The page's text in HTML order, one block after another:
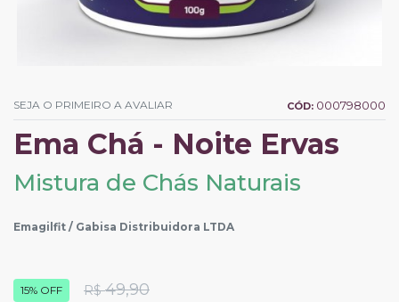
SEJA O PRIMEIRO A AVALIAR CÓD: 000798000
Ema Chá - Noite Ervas
Mistura de Chás Naturais
Emagilfit / Gabisa Distribuidora LTDA
15% OFF R$49,90